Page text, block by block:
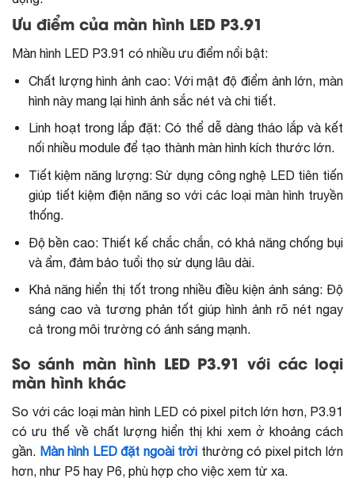
Ưu điểm của màn hình LED P3.91
Màn hình LED P3.91 có nhiều ưu điểm nổi bật:
Chất lượng hình ảnh cao: Với mật độ điểm ảnh lớn, màn
hình này mang lại hình ảnh sắc nét và chi tiết.
Linh hoạt trong lắp đặt: Có thể dễ dàng tháo lắp và kết
nối nhiều module để tạo thành màn hình kích thước lớn.
Tiết kiệm năng lượng: Sử dụng công nghệ LED tiên tiến
giúp tiết kiệm điện năng so với các loại màn hình truyền
thống.
Độ bền cao: Thiết kế chắc chắn, có khả năng chống bụi
và ẩm, đảm bảo tuổi thọ sử dụng lâu dài.
Khả năng hiển thị tốt trong nhiều điều kiện ánh sáng: Độ
sáng cao và tương phản tốt giúp hình ảnh rõ nét ngay
cả trong môi trường có ánh sáng mạnh.
So sánh màn hình LED P3.91 với các loại
màn hình khác
So với các loại màn hình LED có pixel pitch lớn hơn, P3.91
có ưu thế về chất lượng hiển thị khi xem ở khoảng cách
gần. Màn hình LED đặt ngoài trời thường có pixel pitch lớn
hơn, như P5 hay P6, phù hợp cho việc xem từ xa.